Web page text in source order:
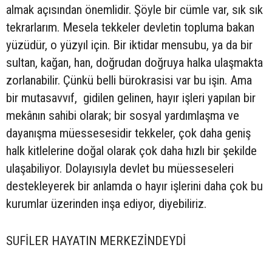
almak açısından önemlidir. Şöyle bir cümle var, sık sık
tekrarlarım. Mesela tekkeler devletin topluma bakan
yüzüdür, o yüzyıl için. Bir iktidar mensubu, ya da bir
sultan, kağan, han, doğrudan doğruya halka ulaşmakta
zorlanabilir. Çünkü belli bürokrasisi var bu işin. Ama
bir mutasavvıf, gidilen gelinen, hayır işleri yapılan bir
mekânın sahibi olarak; bir sosyal yardımlaşma ve
dayanışma müessesesidir tekkeler, çok daha geniş
halk kitlelerine doğal olarak çok daha hızlı bir şekilde
ulaşabiliyor. Dolayısıyla devlet bu müesseseleri
destekleyerek bir anlamda o hayır işlerini daha çok bu
kurumlar üzerinden inşa ediyor, diyebiliriz.
SUFİLER HAYATIN MERKEZİNDEYDİ